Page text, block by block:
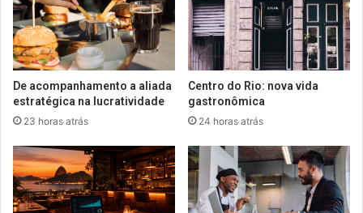
De acompanhamento a aliada
estratégica na lucratividade
23 horas atrás
Centro do Rio: nova vida
gastronômica
24 horas atrás